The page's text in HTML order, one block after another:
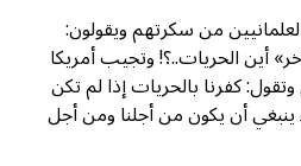
من سكرتهم ويقولون:
أين الحريات..؟! وتجيب أمريكا
وتقول: كفرنا بالحريات إذا لم تكن
أن يكون من أجلنا ومن أجل